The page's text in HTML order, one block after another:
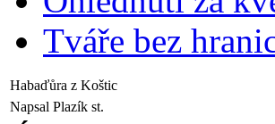
Tváře bez
Habaďůra z Koštic
Napsal Plazík st.